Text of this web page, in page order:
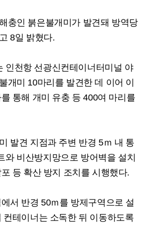
충인 붉은불개미가 발견돼 방역당
8일 밝혔다.
인천항 선광신컨테이너터미널 야
개미 10마리를 발견한 데 이어 이
통해 개미 유충 등 400여 마리를
발견 지점과 주변 반경 5ｍ 내 통
와 비산방지망으로 방어벽을 설치
등 확산 방지 조치를 시행했다.
서 반경 50ｍ를 방제구역으로 설
컨테이너는 소독한 뒤 이동하도록